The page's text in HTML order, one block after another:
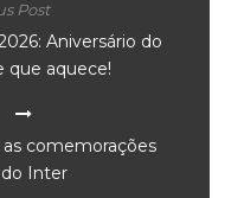
Post
Aniversário do
que aquece!
comemorações
do Inter